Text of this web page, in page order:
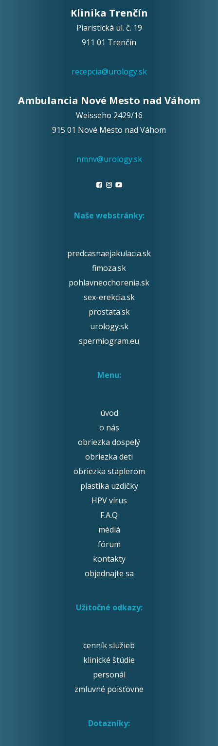
Klinika Trenčín
Piaristická ul. č. 19
911 01 Trenčín
recepcia@urology.sk
Ambulancia Nové Mesto nad Váhom
Weisseho 2429/16
915 01 Nové Mesto nad Váhom
nmnv@urology.sk
Naše webstránky:
predcasnaejakulacia.sk
fimoza.sk
pohlavneochorenia.sk
sex-erekcia.sk
prostata.sk
urology.sk
spermiogram.eu
Menu:
úvod
o nás
obriezka dospelý
obriezka deti
obriezka staplerom
plastika uzdičky
HPV vírus
F.A.Q
médiá
fórum
kontakty
objednajte sa
Užitočné odkazy:
cenník služieb
klinické štúdie
personál
zmluvné poisťovne
Dotazníky: